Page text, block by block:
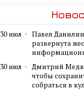
30 июл
Павел
развернута
30 июл
Дмитрий
чтобы
собраться в